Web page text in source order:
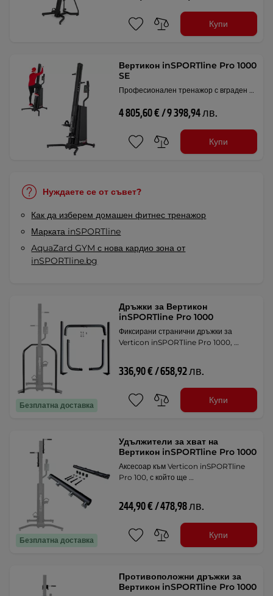
Купи
Вертикон inSPORTline Pro 1000
SE
Професионален тренажор с вграден …
4 805,60 € / 9 398,94 лв.
Купи
Нуждаете се от съвет?
Как да изберем домашен фитнес тренажор
Марката inSPORTline
AquaZard GYM с нова кардио зона от
inSPORTline.bg
Безплатна доставка
Дръжки за Вертикон
inSPORTline Pro 1000
Фиксирани странични дръжки за
Verticon inSPORTline Pro 1000, …
336,90 € / 658,92 лв.
Купи
Безплатна доставка
Удължители за хват на
Вертикон inSPORTline Pro 1000
Аксесоар към Verticon inSPORTline
Pro 100, с който ще …
244,90 € / 478,98 лв.
Купи
Противоположни дръжки за
Вертикон inSPORTline Pro 1000